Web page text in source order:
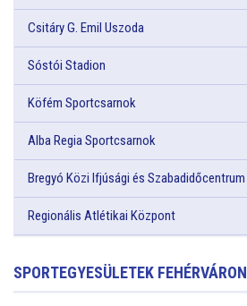
Csitáry G. Emil Uszoda
Sóstói Stadion
Köfém Sportcsarnok
Alba Regia Sportcsarnok
Bregyó Közi Ifjúsági és Szabadidőcentrum
Regionális Atlétikai Központ
SPORTEGYESÜLETEK FEHÉRVÁRON